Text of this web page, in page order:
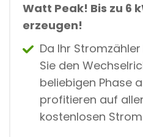
Watt Peak! Bis zu 6
erzeugen!
Da Ihr
Sie den
beliebigen Phase
profitieren auf
kostenlosen Strom